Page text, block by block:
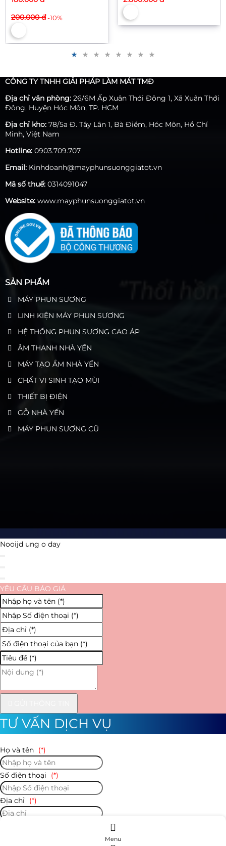
CÔNG TY TNHH GIẢI PHÁP LÀM MÁT TMĐ
Địa chỉ văn phòng: 26/6M Ấp Xuân Thới Đông 1, Xã Xuân Thới
Đông, Huyện Hóc Môn, TP. HCM
Địa chỉ kho: 78/5a Đ. Tây Lân 1, Bà Điểm, Hóc Môn, Hồ Chí
Minh, Việt Nam
Hotline: 0903.709.707
Email: Kinhdoanh@mayphunsuonggiatot.vn
Mã số thuế: 0314091047
Website: www.mayphunsuonggiatot.vn
SẢN PHẨM
MÁY PHUN SƯƠNG
LINH KIỆN MÁY PHUN SƯƠNG
HỆ THỐNG PHUN SƯƠNG CAO ÁP
ÂM THANH NHÀ YẾN
MÁY TẠO ẨM NHÀ YẾN
CHẤT VI SINH TẠO MÙI
THIẾT BỊ ĐIỆN
GỖ NHÀ YẾN
MÁY PHUN SƯƠNG CŨ
Menu
Nooijd ung o day
YÊU CẦU BÁO GIÁ
TƯ VẤN DỊCH VỤ
Họ và tên (*)
Số điện thoại (*)
Địa chỉ (*)